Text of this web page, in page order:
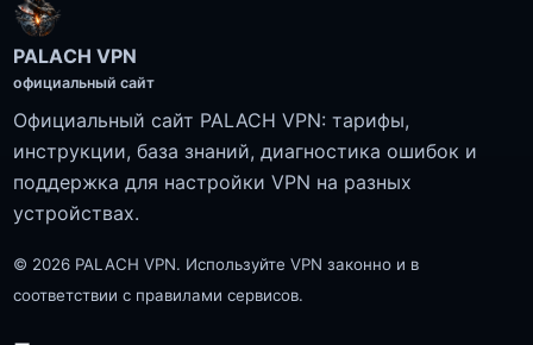
PALACH VPN
официальный сайт
Официальный сайт PALACH VPN: тарифы,
инструкции, база знаний, диагностика ошибок и
поддержка для настройки VPN на разных
устройствах.
© 2026 PALACH VPN. Используйте VPN законно и в
соответствии с правилами сервисов.